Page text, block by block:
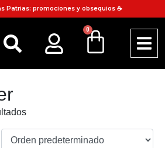
Patrias: promociones y obsequios ☕
0